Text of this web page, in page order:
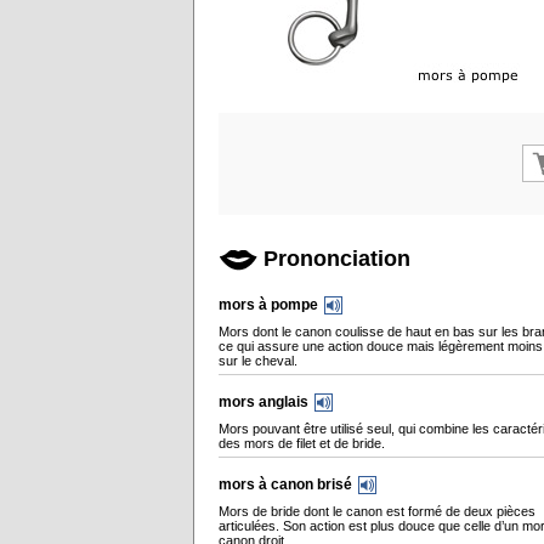
Prononciation
mors à pompe
Mors dont le canon coulisse de haut en bas sur les
ce qui assure une action douce mais légèrement
sur le cheval.
mors anglais
Mors pouvant être utilisé seul, qui combine les
des mors de filet et de bride.
mors à canon brisé
Mors de bride dont le canon est formé de deux pièces
articulées. Son action est plus douce que celle d’un
canon droit.